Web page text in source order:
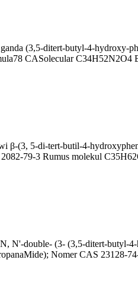
(3,5-ditert-butyl-4-
CASolecular
β-(3, 5-di-tert-butil-4-
79-3 Rumus molekul
N'-double- (3- (3,5-ditert-
Nomer CAS 23128-